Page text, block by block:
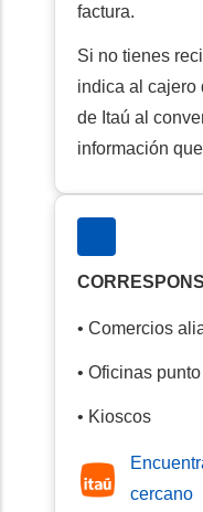
factura.
Si no tienes
indica al cajero
de Itaú al
información
• Comercios
• Oficinas
• Kioscos
cercano